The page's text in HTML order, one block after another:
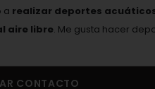
a realizar deportes
aire libre. Me gusta hacer
CONTACTO